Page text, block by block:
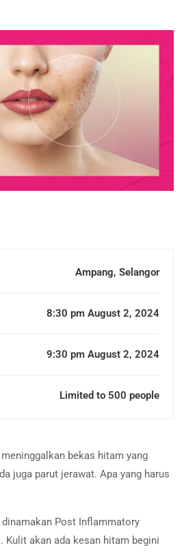
Ampang, Selangor
8:30 pm August 2, 2024
9:30 pm August 2, 2024
Limited to 500 people
bekas hitam yang
juga parut jerawat. Apa yang harus
Post Inflammatory
Kulit akan ada kesan hitam begini